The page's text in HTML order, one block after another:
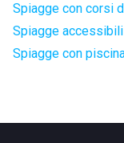
Spiagge con corsi
Spiagge
Spiagge con